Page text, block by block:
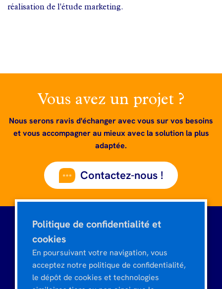
réalisation de l'étude marketing.
Vous avez un projet ?
Nous serons ravis d'échanger avec vous sur vos besoins
et vous accompagner au mieux avec la solution la plus
adaptée.
Contactez-nous !
Tour CIT Montparnasse
3, rue de l'Arrivée
75015 PARIS - FRANCE
Politique de confidentialité et
cookies
En poursuivant votre navigation, vous
acceptez notre politique de confidentialité,
le dépôt de cookies et technologies